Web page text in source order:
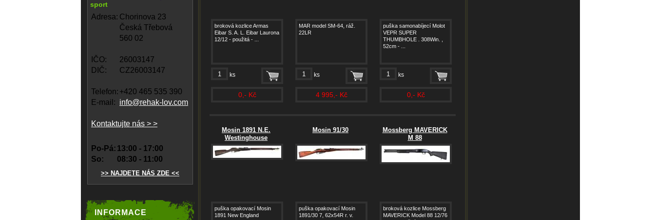
sport
Adresa: Chorinova 23
Česká Třebová
560 02
IČO:
26003147
DIČ:
CZ26003147
Telefon: +420 465 535 390
E-mail: info@rehak-lov.com
Kontaktujte nás > >
Po-Pá: 13:00 - 17:00
So:
08:30 - 11:00
>> NAJDETE NÁS ZDE <<
INFORMACE
broková kozlice Armas
Eibar S. A. L. Eibar Laurona
12/12 - použitá - ...
ks
0,- Kč
MAR model SM-64, ráž.
22LR
ks
4 995,- Kč
puška samonabíjecí Molot
VEPR SUPER
THUMBHOLE . 308Win. ,
52cm - ...
ks
0,- Kč
Mosin 1891 N.E.
Westinghouse
puška opakovací Mosin
1891 New England
Mosin 91/30
puška opakovací Mosin
1891/30 7, 62x54R r. v.
Mossberg MAVERICK
M 88
broková kozlice Mossberg
MAVERICK Model 88 12/76